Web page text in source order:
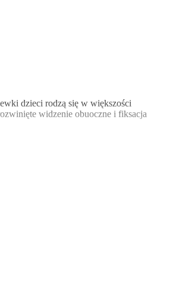
dzieci rodzą się w większości
widzenie obuoczne i fiksacja